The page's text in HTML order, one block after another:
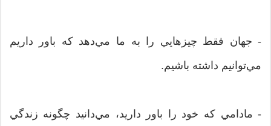
- جهان فقط چيزهايي را به ما مي‌دهد که باور داريم
مي‌توانيم داشته باشيم.
- مادامي که خود را باور داريد، مي‌دانيد چگونه زندگي